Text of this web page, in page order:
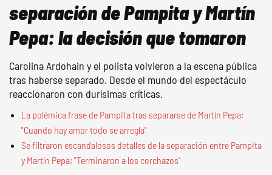
separación de Pampita y Martín
Pepa: la decisión que tomaron
Carolina Ardohain y el polista volvieron a la escena pública
tras haberse separado. Desde el mundo del espectáculo
reaccionaron con durísimas críticas.
La polémica frase de Pampita tras separarse de Martín Pepa:
"Cuando hay amor todo se arregla"
Se filtraron escandalosos detalles de la separación entre Pampita
y Martín Pepa: "Terminaron a los corchazos"